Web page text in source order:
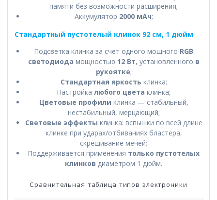
памяти без возможности расширения;
Аккумулятор 2000 мАч;
Стандартный пустотелый клинок 92 см, 1 дюйм
Подсветка клинка за счет одного мощного RGB
светодиода мощностью 12 Вт, установленного в
рукоятке;
Стандартная яркость клинка;
Настройка любого цвета клинка;
Цветовые профили клинка — стабильный,
нестабильный, мерцающий;
Световые эффекты клинка: вспышки по всей длине
клинке при ударах/отбиваниях бластера,
скрещивание мечей;
Поддерживается применения только пустотелых
клинков диаметром 1 дюйм.
Сравнительная таблица типов электроники